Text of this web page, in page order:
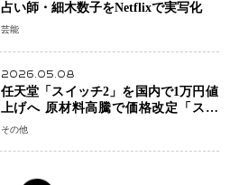
占い師・細木数子をNetflixで実写化
芸能
2026.05.08
任天堂「スイッチ2」を国内で1万円値
上げへ 原材料高騰で価格改定「スイ
ッチオンライン」も引き上げ
その他